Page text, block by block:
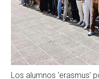
Los alumnos ‘erasmus’